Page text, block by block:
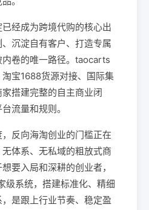
经成为跨境代购的核心出
沉淀自有客户、打造专属
卷的唯一路径。taocarts
宝1688货源对接、国际集
搭建完整的自主商业闭
流量和规则。
反向海淘创业的门槛正在
体系、无私域的粗放式商
要入局和深耕的创业者，
级系统，搭建标准化、精细
是跟上行业节奏、稳定盈